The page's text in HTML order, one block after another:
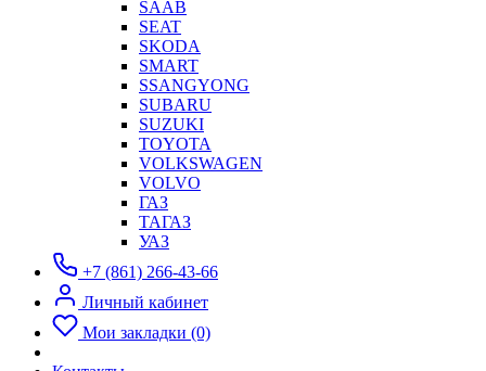
SAAB
SEAT
SKODA
SMART
SSANGYONG
SUBARU
SUZUKI
TOYOTA
VOLKSWAGEN
VOLVO
ГАЗ
ТАГАЗ
УАЗ
+7 (861) 266-43-66
Личный кабинет
Мои закладки (0)